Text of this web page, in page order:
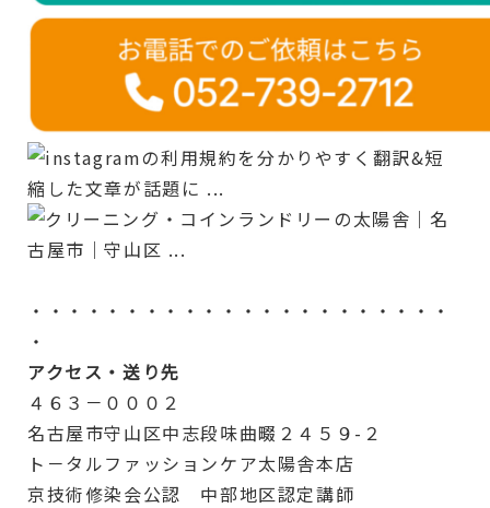
・・・・・・・・・・・・・・・・・・・・・・
・
アクセス・送り先
４６３－０００２
名古屋市守山区中志段味曲畷２４５９-２
ト－タルファッションケア太陽舎本店
京技術修染会公認 中部地区認定講師